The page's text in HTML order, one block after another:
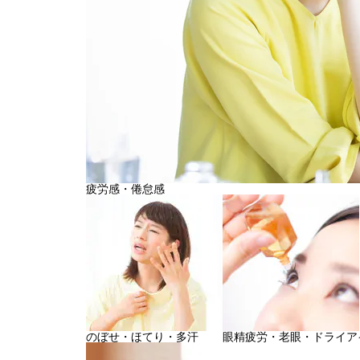
疲労感・倦怠感
のぼせ・ほてり・多汗 眼精疲労・老眼・ドライア